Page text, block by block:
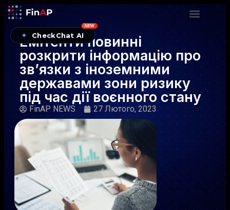
✦ CheckChat AI
NEW
Емітенти повинні
розкрити інформацію про
зв’язки з іноземними
державами зони ризику
під час дії воєнного стану
FinAP NEWS 27 Лютого, 2023